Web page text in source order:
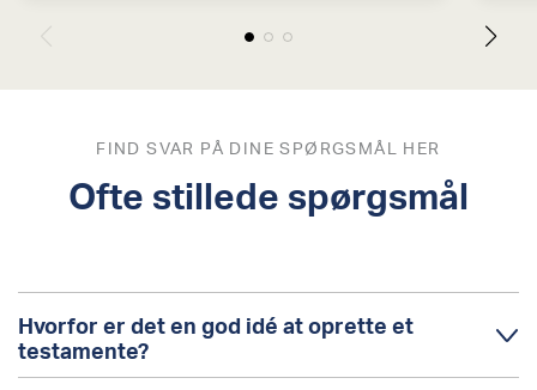
FIND SVAR PÅ DINE SPØRGSMÅL HER
Ofte stillede spørgsmål
Hvorfor er det en god idé at oprette et
testamente?